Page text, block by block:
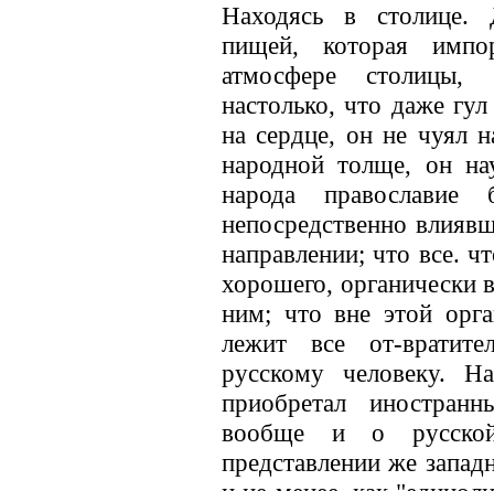
Находясь в столице.
пищей, которая
атмосфере столицы,
настолько, что даже
на сердце, он не чуял
народной толще, он
народа православие
непосредственно
направлении; что все.
хорошего, органически
ним; что вне этой
лежит все от-
русскому человеку.
приобретал
вообще и о
представлении же